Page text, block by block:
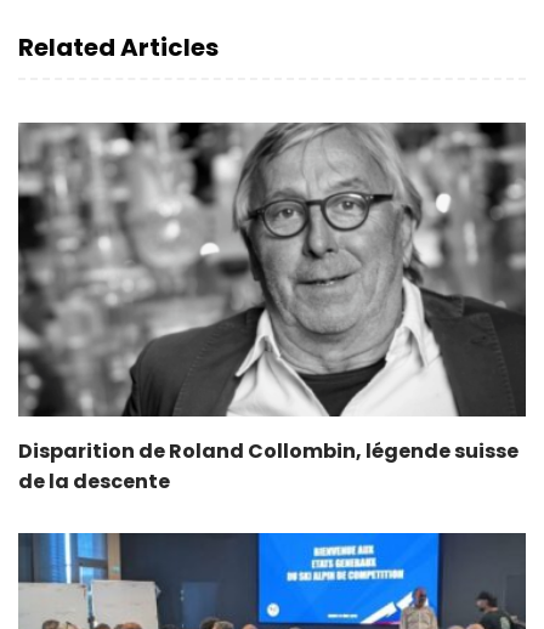
Related Articles
Disparition de Roland Collombin, légende suisse
de la descente